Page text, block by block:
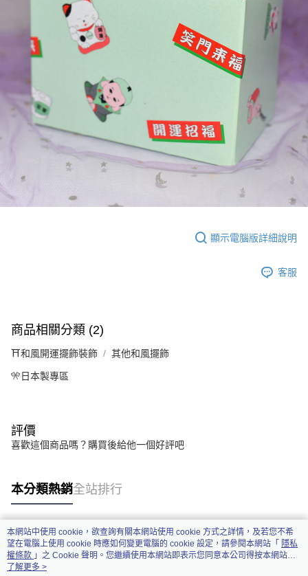
顯示電腦版詳細說明
客服
商品相關分類 (2)
⛩️和風開運擺飾裝飾 其他和風擺飾
🎌日本製專區
評價
喜歡這個商品嗎？購買後給他一個好評吧
本分類熱銷全站排行
熱門標籤
本網站中使用 cookie，欲查詢有關本網站使用 cookie 方式之詳情，及若您不希
望在電腦上使用 cookie 時應如何變更電腦的 cookie 設定，請參閱本網站「 隱私
權條款 」之 Cookie 聲明。您繼續使用本網站即表示您同意本公司得按本網站使
用條款之 Cookie 聲明使用 cookie。
了解更多 >